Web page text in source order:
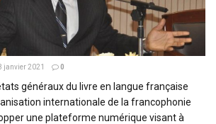
janvier 2021 0
généraux du livre en langue française
internationale de la francophonie
une plateforme numérique visant à